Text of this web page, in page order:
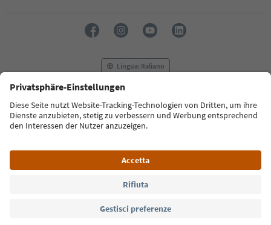
Lingua: Italiano
FAQ Contatti Press MICE
Privacy Policy
Termini e condizioni
Crediti
Cookie Policy
Alto Adige B2B